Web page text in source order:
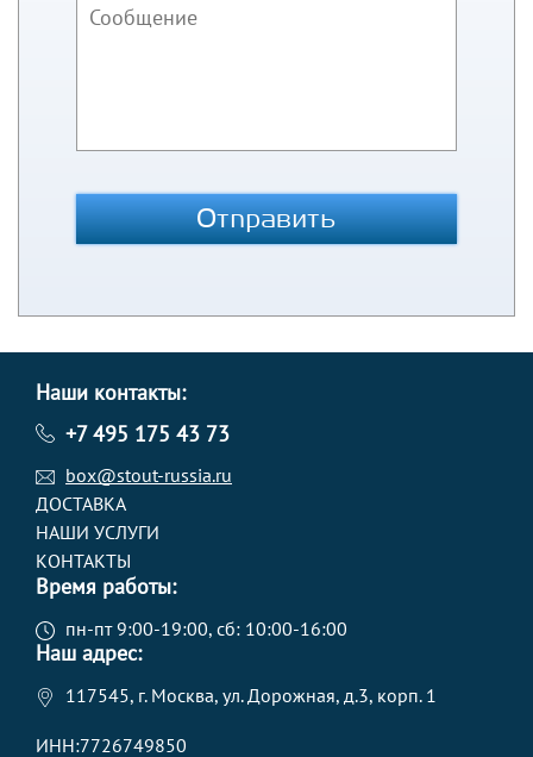
Отправить
Наши контакты:
+7 495 175 43 73
box@stout-russia.ru
ДОСТАВКА
НАШИ УСЛУГИ
КОНТАКТЫ
Время работы:
пн-пт 9:00-19:00, сб: 10:00-16:00
Наш адрес:
117545, г. Москва, ул. Дорожная, д.3, корп. 1
ИНН:7726749850